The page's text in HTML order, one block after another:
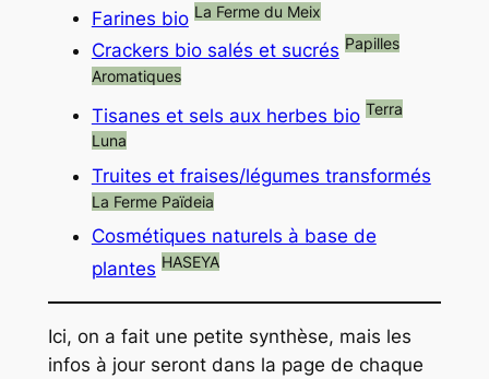
Farines bio La Ferme du Meix
Crackers bio salés et sucrés Papilles
Aromatiques
Tisanes et sels aux herbes bio Terra
Luna
Truites et fraises/légumes transformés
La Ferme Païdeia
Cosmétiques naturels à base de
plantes HASEYA
Ici, on a fait une petite synthèse, mais les
infos à jour seront dans la page de chaque